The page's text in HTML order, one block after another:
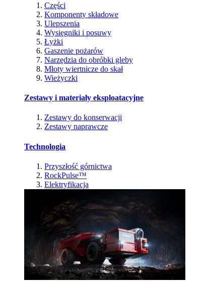
Części
Komponenty składowe
Ulepszenia
Wysięgniki i posuwy
Łyżki
Gaszenie pożarów
Narzędzia do obróbki gleby
Młoty wiertnicze do skał
Wieżyczki
Zestawy i materiały eksploatacyjne
Zestawy do konserwacji
Zestawy naprawcze
Technologia
Przyszłość górnictwa
RockPulse™
Elektryfikacja